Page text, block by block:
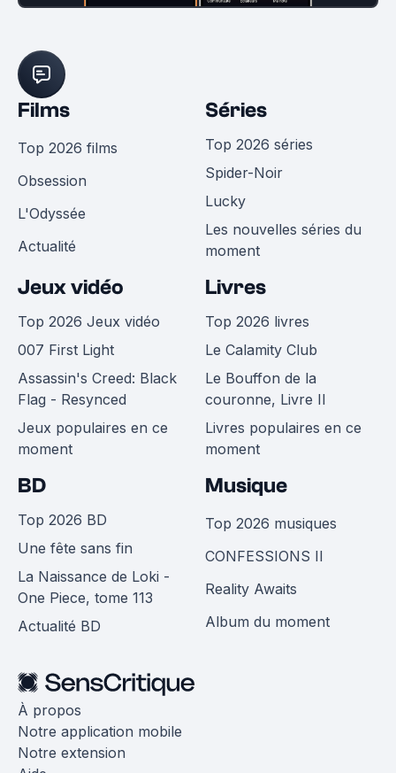
Films
Top 2026 films
Obsession
L'Odyssée
Actualité
Séries
Top 2026 séries
Spider-Noir
Lucky
Les nouvelles séries du
moment
Jeux vidéo
Top 2026 Jeux vidéo
007 First Light
Assassin's Creed: Black
Flag - Resynced
Jeux populaires en ce
moment
Livres
Top 2026 livres
Le Calamity Club
Le Bouffon de la
couronne, Livre II
Livres populaires en ce
moment
BD
Top 2026 BD
Une fête sans fin
La Naissance de Loki -
One Piece, tome 113
Actualité BD
Musique
Top 2026 musiques
CONFESSIONS II
Reality Awaits
Album du moment
À propos
Notre application mobile
Notre extension